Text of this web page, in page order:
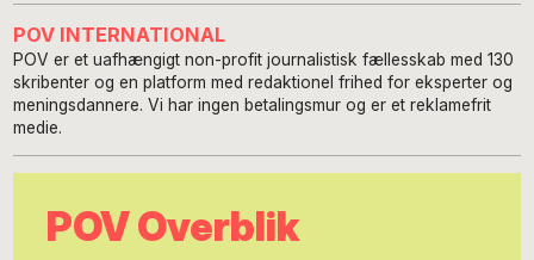
POV INTERNATIONAL
POV er et uafhængigt non-profit journalistisk fællesskab med 130
skribenter og en platform med redaktionel frihed for eksperter og
meningsdannere. Vi har ingen betalingsmur og er et reklamefrit
medie.
POV Overblik